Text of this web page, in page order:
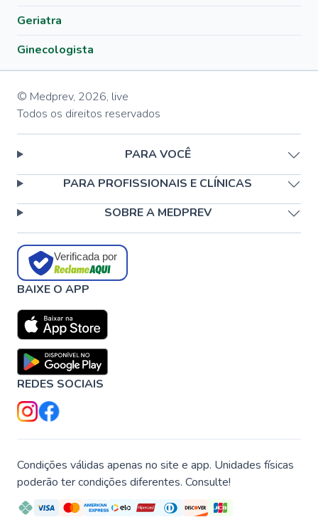
Geriatra
Ginecologista
© Medprev, 2026, live
Todos os direitos reservados
PARA VOCÊ
PARA PROFISSIONAIS E CLÍNICAS
SOBRE A MEDPREV
Verificada por
BAIXE O APP
REDES SOCIAIS
Condições válidas apenas no site e app. Unidades físicas
poderão ter condições diferentes. Consulte!